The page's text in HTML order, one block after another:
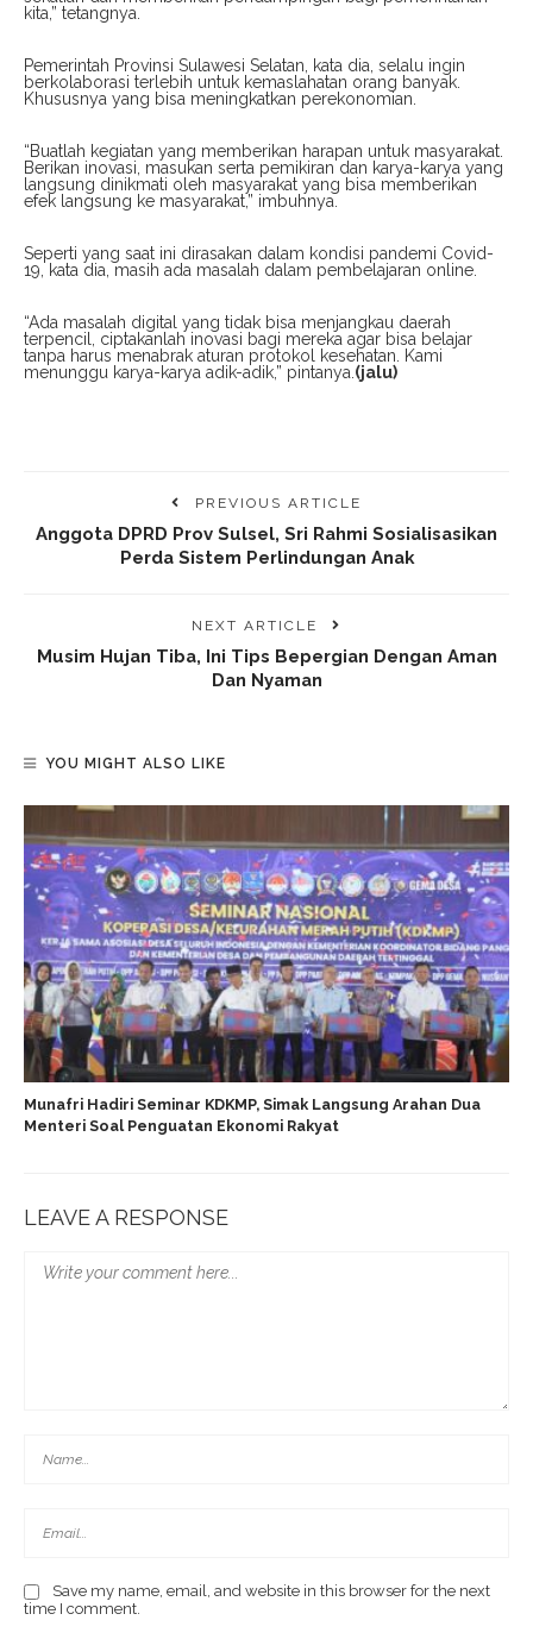
kita,” tetangnya.
Pemerintah Provinsi Sulawesi Selatan, kata dia, selalu ingin
berkolaborasi terlebih untuk kemaslahatan orang banyak.
Khususnya yang bisa meningkatkan perekonomian.
“Buatlah kegiatan yang memberikan harapan untuk masyarakat.
Berikan inovasi, masukan serta pemikiran dan karya-karya yang
langsung dinikmati oleh masyarakat yang bisa memberikan
efek langsung ke masyarakat,” imbuhnya.
Seperti yang saat ini dirasakan dalam kondisi pandemi Covid-
19, kata dia, masih ada masalah dalam pembelajaran online.
“Ada masalah digital yang tidak bisa menjangkau daerah
terpencil, ciptakanlah inovasi bagi mereka agar bisa belajar
tanpa harus menabrak aturan protokol kesehatan. Kami
menunggu karya-karya adik-adik,” pintanya.(jalu)
PREVIOUS ARTICLE
Anggota DPRD Prov Sulsel, Sri Rahmi Sosialisasikan
Perda Sistem Perlindungan Anak
NEXT ARTICLE
Musim Hujan Tiba, Ini Tips Bepergian Dengan Aman
Dan Nyaman
YOU MIGHT ALSO LIKE
Munafri Hadiri Seminar KDKMP, Simak Langsung Arahan Dua
Menteri Soal Penguatan Ekonomi Rakyat
LEAVE A RESPONSE
Save my name, email, and website in this browser for the next
time I comment.